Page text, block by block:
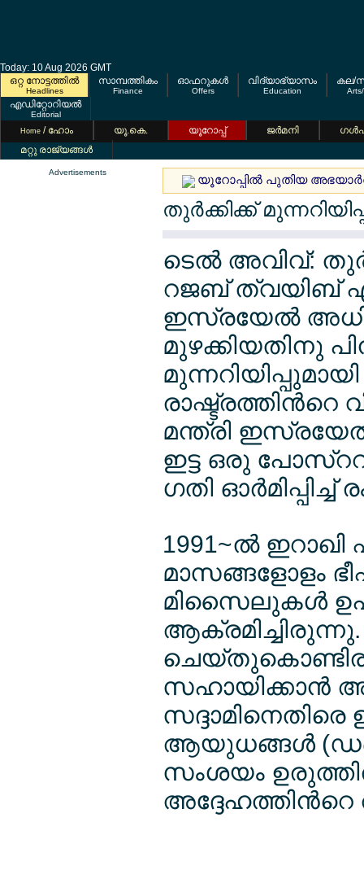
Today: 10 Aug 2026 GMT
ഒറ്റ നോട്ടത്തില്‍
Headlines
സാമ്പത്തികം
Finance
ഓഫറുകള്‍
Offers
വിദ്യാഭ്യാസം
Education
കല/
എഡിറ്റോറിയല്‍
Editorial
Home / ഹോം യൂ.കെ. യൂറോപ്പ് ജര്‍മനി
മറ്റു രാജ്യങ്ങള്‍
Advertisements
യൂറോപ്പില്‍ പുതിയ
തുര്‍ക്കിക്ക്
ടെല്‍ അവിവ്:
റജബ് ത്വയിബ്
ഇസ്രയേല്‍
മുഴക്കിയതിനു
രാഷ്ട്രത്തിന്‍റെ
മന്ത്രി
ഇട്ട ഒരു
ഗതി
1991~ല്‍
മാസങ്ങളോളം
മിസൈലുകള്‍
സഹായിക്കാന്‍
ആയുധങ്ങള്‍
സംശയം